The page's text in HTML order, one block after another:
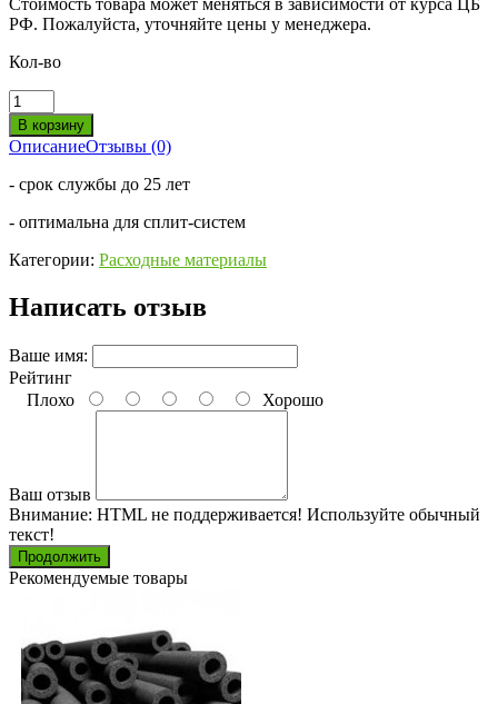
РФ. Пожалуйста, уточняйте цены у менеджера.
Кол-во
ОписаниеОтзывы (0)
- срок службы до 25 лет
- оптимальна для сплит-систем
Категории: Расходные материалы
Написать отзыв
Ваше имя:
Рейтинг
Плохо
Хорошо
Ваш отзыв
Внимание: HTML не поддерживается! Используйте обычный
текст!
Продолжить
Рекомендуемые товары